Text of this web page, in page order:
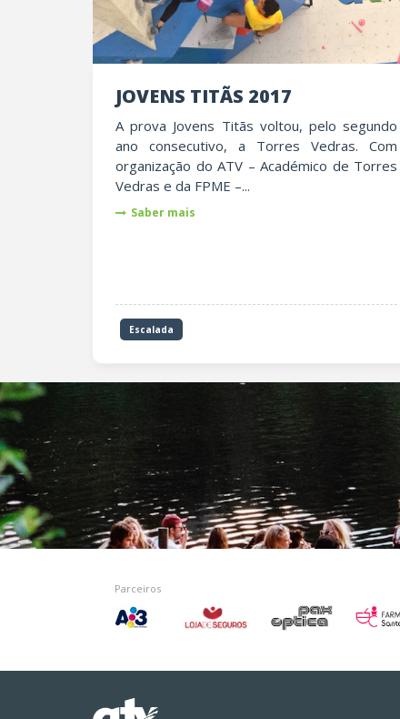
JOVENS TITÃS 2017
A prova Jovens Titãs voltou, pelo segundo
ano consecutivo, a Torres Vedras. Com
organização do ATV – Académico de Torres
Vedras e da FPME –...
Saber mais
Escalada
Parceiros